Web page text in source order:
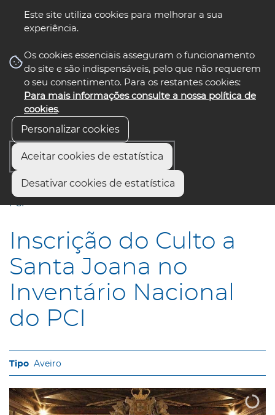
Este site utiliza cookies para melhorar a sua
experiência.
Os cookies essenciais asseguram o funcionamento
do site e são indispensáveis, pelo que não requerem
o seu consentimento. Para os restantes cookies:
Para mais informações consulte a nossa política de
cookies.
Personalizar cookies
Aceitar cookies de estatística
Desativar cookies de estatística
nos select language
Início
Inscrição do Culto a Santa Joana no Inventário Nacional do
PCI
Inscrição do Culto a
Santa Joana no
Inventário Nacional
do PCI
Aveiro